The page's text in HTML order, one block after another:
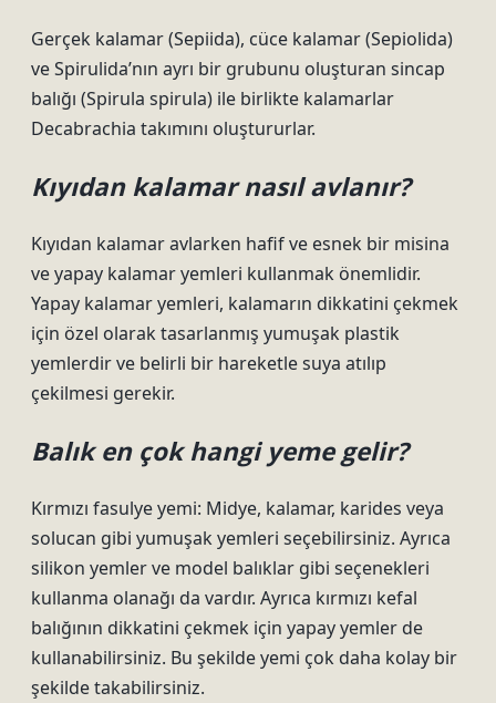
Gerçek kalamar (Sepiida), cüce kalamar (Sepiolida)
ve Spirulida’nın ayrı bir grubunu oluşturan sincap
balığı (Spirula spirula) ile birlikte kalamarlar
Decabrachia takımını oluştururlar.
Kıyıdan kalamar nasıl avlanır?
Kıyıdan kalamar avlarken hafif ve esnek bir misina
ve yapay kalamar yemleri kullanmak önemlidir.
Yapay kalamar yemleri, kalamarın dikkatini çekmek
için özel olarak tasarlanmış yumuşak plastik
yemlerdir ve belirli bir hareketle suya atılıp
çekilmesi gerekir.
Balık en çok hangi yeme gelir?
Kırmızı fasulye yemi: Midye, kalamar, karides veya
solucan gibi yumuşak yemleri seçebilirsiniz. Ayrıca
silikon yemler ve model balıklar gibi seçenekleri
kullanma olanağı da vardır. Ayrıca kırmızı kefal
balığının dikkatini çekmek için yapay yemler de
kullanabilirsiniz. Bu şekilde yemi çok daha kolay bir
şekilde takabilirsiniz.